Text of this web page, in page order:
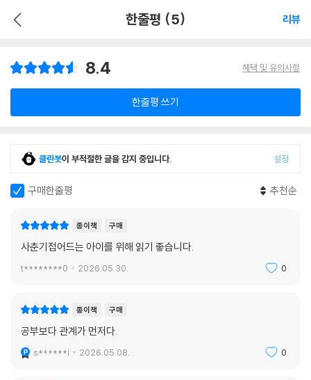
한줄평 (5) 리뷰
8.4 혜택 및 유의사항
한줄평 쓰기
클린봇이 부적절한 글을 감지 중입니다. 설정
구매한줄평 추천순
종이책 구매
사춘기접어드는 아이를 위해 읽기 좋습니다.
t********0 2026.05.30. 0
종이책 구매
공부보다 관계가 먼저다.
s******i 2026.05.08. 0